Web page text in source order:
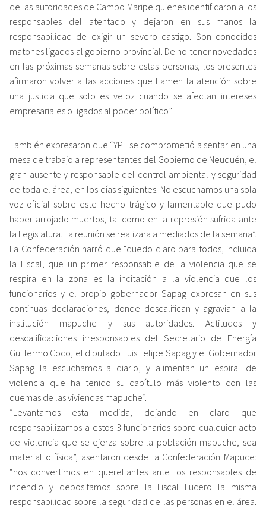
de las autoridades de Campo Maripe quienes identificaron a los
responsables del atentado y dejaron en sus manos la
responsabilidad de exigir un severo castigo. Son conocidos
matones ligados al gobierno provincial. De no tener novedades
en las próximas semanas sobre estas personas, los presentes
afirmaron volver a las acciones que llamen la atención sobre
una justicia que solo es veloz cuando se afectan intereses
empresariales o ligados al poder político”.
También expresaron que “YPF se comprometió a sentar en una
mesa de trabajo a representantes del Gobierno de Neuquén, el
gran ausente y responsable del control ambiental y seguridad
de toda el área, en los días siguientes. No escuchamos una sola
voz oficial sobre este hecho trágico y lamentable que pudo
haber arrojado muertos, tal como en la represión sufrida ante
la Legislatura. La reunión se realizara a mediados de la semana”.
La Confederación narró que “quedo claro para todos, incluida
la Fiscal, que un primer responsable de la violencia que se
respira en la zona es la incitación a la violencia que los
funcionarios y el propio gobernador Sapag expresan en sus
continuas declaraciones, donde descalifican y agravian a la
institución mapuche y sus autoridades. Actitudes y
descalificaciones irresponsables del Secretario de Energía
Guillermo Coco, el diputado Luis Felipe Sapag y el Gobernador
Sapag la escuchamos a diario, y alimentan un espiral de
violencia que ha tenido su capítulo más violento con las
quemas de las viviendas mapuche”.
“Levantamos esta medida, dejando en claro que
responsabilizamos a estos 3 funcionarios sobre cualquier acto
de violencia que se ejerza sobre la población mapuche, sea
material o física”, asentaron desde la Confederación Mapuce:
“nos convertimos en querellantes ante los responsables de
incendio y depositamos sobre la Fiscal Lucero la misma
responsabilidad sobre la seguridad de las personas en el área.